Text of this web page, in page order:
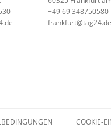
+49 69 348750580
frankfurt@tag24.de
COOKIE-